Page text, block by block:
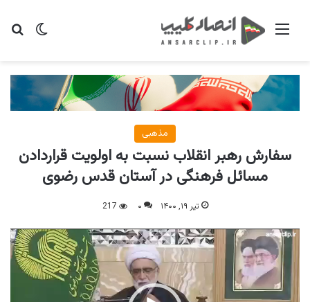
تغییر منو
مذهبی
سفارش رهبر انقلاب نسبت به اولویت قراردادن
مسائل فرهنگی در آستان قدس رضوی
تیر ۱۹, ۱۴۰۰ ۰ 217
نمایشگر
ویدیو